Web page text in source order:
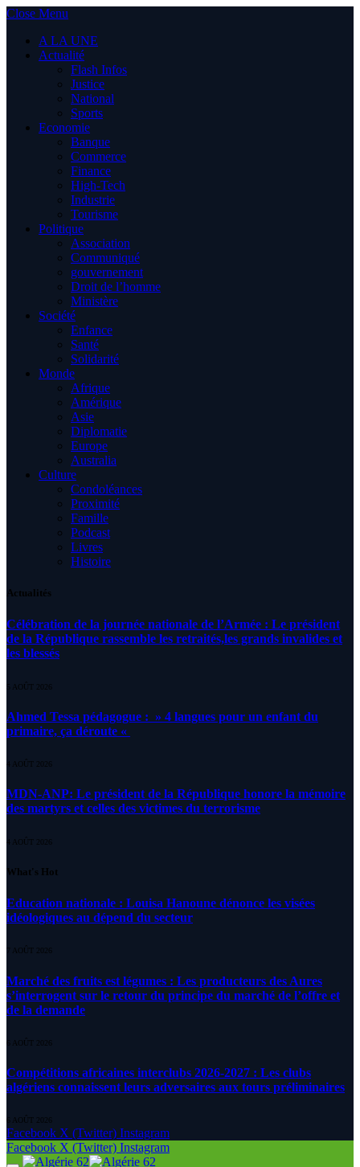
Close Menu
A LA UNE
Actualité
Flash Infos
Justice
National
Sports
Economie
Banque
Commerce
Finance
High-Tech
Industrie
Tourisme
Politique
Association
Communiqué
gouvernement
Droit de l’homme
Ministère
Société
Enfance
Santé
Solidarité
Monde
Afrique
Amérique
Asie
Diplomatie
Europe
Australia
Culture
Condoléances
Proximité
Famille
Podcast
Livres
Histoire
Actualités
Célébration de la journée nationale de l’Armée : Le président
de la République rassemble les retraités,les grands invalides et
les blessés
5 AOÛT 2026
Ahmed Tessa pédagogue : » 4 langues pour un enfant du
primaire, ça déroute «
4 AOÛT 2026
MDN-ANP: Le président de la République honore la mémoire
des martyrs et celles des victimes du terrorisme
4 AOÛT 2026
What's Hot
Education nationale : Louisa Hanoune dénonce les visées
idéologiques au dépend du secteur
7 AOÛT 2026
Marché des fruits est légumes : Les producteurs des Aures
s’interrogent sur le retour du principe du marché de l’offre et
de la demande
6 AOÛT 2026
Compétitions africaines interclubs 2026-2027 : Les clubs
algériens connaissent leurs adversaires aux tours préliminaires
6 AOÛT 2026
Facebook X (Twitter) Instagram
Facebook X (Twitter) Instagram